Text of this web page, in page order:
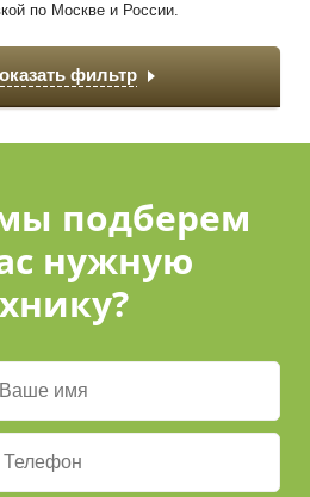
фильтр
по Москве и России.
подберем
нужную